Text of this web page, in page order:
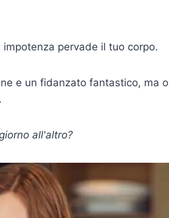
pervade il tuo corpo.
e un fidanzato fantastico, ma
all'altro?